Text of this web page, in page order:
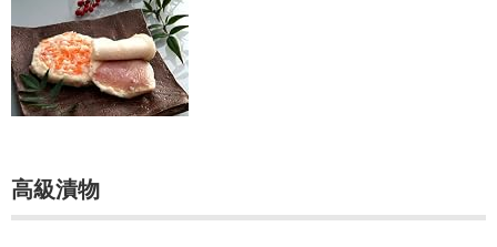
高級漬物